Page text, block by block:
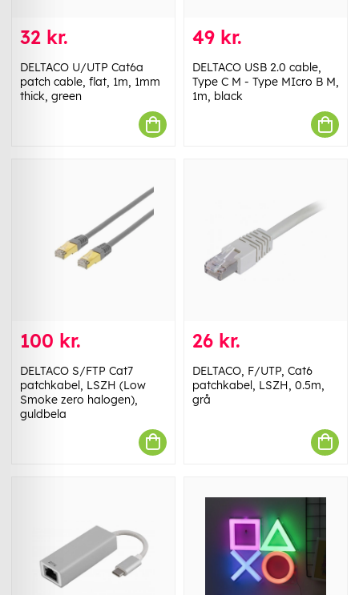
32 kr.
DELTACO U/UTP Cat6a
patch cable, flat, 1m, 1mm
thick, green
49 kr.
DELTACO USB 2.0 cable,
Type C M - Type MIcro B M,
1m, black
100 kr.
DELTACO S/FTP Cat7
patchkabel, LSZH (Low
Smoke zero halogen),
guldbela
26 kr.
DELTACO, F/UTP, Cat6
patchkabel, LSZH, 0.5m,
grå